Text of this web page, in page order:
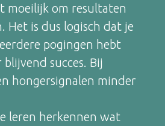
moeilijk om resultaten
Het is dus logisch dat je
pogingen hebt
succes. Bij
hongersignalen minder
leren herkennen wat